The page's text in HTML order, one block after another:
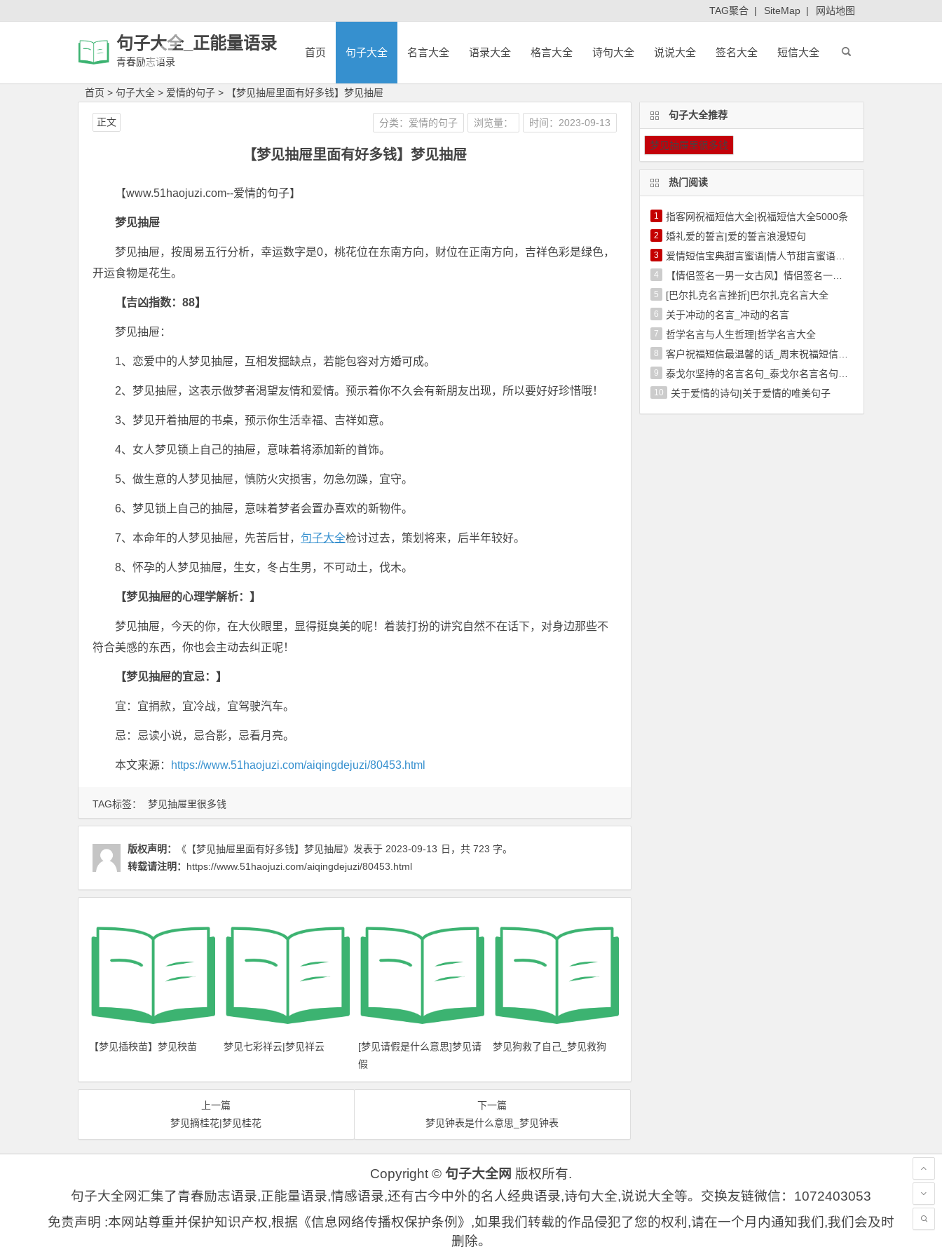
TAG聚合 | SiteMap | 网站地图
句子大全_正能量语录
青春励志语录
首页 句子大全 名言大全 语录大全 格言大全 诗句大全 说说大全 签名大全 短信大全
首页 > 句子大全 > 爱情的句子 > 【梦见抽屉里面有好多钱】梦见抽屉
【梦见抽屉里面有好多钱】梦见抽屉
分类：爱情的句子 浏览量： 时间：2023-09-13
正文
TAG标签： 梦见抽屉里很多钱
【www.51haojuzi.com--爱情的句子】
梦见抽屉
梦见抽屉，按周易五行分析，幸运数字是0，桃花位在东南方向，财位在正南方向，吉祥色彩是绿色，
开运食物是花生。
【吉凶指数：88】
梦见抽屉：
1、恋爱中的人梦见抽屉，互相发掘缺点，若能包容对方婚可成。
2、梦见抽屉，这表示做梦者渴望友情和爱情。预示着你不久会有新朋友出现，所以要好好珍惜哦！
3、梦见开着抽屉的书桌，预示你生活幸福、吉祥如意。
4、女人梦见锁上自己的抽屉，意味着将添加新的首饰。
5、做生意的人梦见抽屉，慎防火灾损害，勿急勿躁，宜守。
6、梦见锁上自己的抽屉，意味着梦者会置办喜欢的新物件。
7、本命年的人梦见抽屉，先苦后甘， 句子大全检讨过去，策划将来，后半年较好。
8、怀孕的人梦见抽屉，生女，冬占生男，不可动土，伐木。
【梦见抽屉的心理学解析：】
梦见抽屉，今天的你，在大伙眼里，显得挺臭美的呢！着装打扮的讲究自然不在话下，对身边那些不
符合美感的东西，你也会主动去纠正呢！
【梦见抽屉的宜忌：】
宜：宜捐款，宜冷战，宜驾驶汽车。
忌：忌读小说，忌合影，忌看月亮。
本文来源： https://www.51haojuzi.com/aiqingdejuzi/80453.html
版权声明： 《【梦见抽屉里面有好多钱】梦见抽屉》 发表于 2023-09-13 日 ，共 723 字。
转载请注明： https://www.51haojuzi.com/aiqingdejuzi/80453.html
【梦见插秧苗】梦见秧苗 梦见七彩祥云|梦见祥云
[梦见请假是什么意思]梦见请
假
梦见狗救了自己_梦见救狗
上一篇
梦见摘桂花|梦见桂花
下一篇
梦见钟表是什么意思_梦见钟表
句子大全推荐
梦见抽屉里很多钱
热门阅读
1 指客网祝福短信大全|祝福短信大全5000条
2 婚礼爱的誓言|爱的誓言浪漫短句
3 爱情短信宝典甜言蜜语|情人节甜言蜜语短信
4 【情侣签名一男一女古风】情侣签名一男一女
5 [巴尔扎克名言挫折]巴尔扎克名言大全
6 关于冲动的名言_冲动的名言
7 哲学名言与人生哲理|哲学名言大全
8 客户祝福短信最温馨的话_周末祝福短信最温馨的话
9 泰戈尔坚持的名言名句_泰戈尔名言名句大全
10 关于爱情的诗句|关于爱情的唯美句子
Copyright © 句子大全网 版权所有.
句子大全网汇集了青春励志语录,正能量语录,情感语录,还有古今中外的名人经典语录,诗句大全,说说大全等。交换友链微信：1072403053
免责声明 :本网站尊重并保护知识产权,根据《信息网络传播权保护条例》,如果我们转载的作品侵犯了您的权利,请在一个月内通知我们,我们会及时
删除。